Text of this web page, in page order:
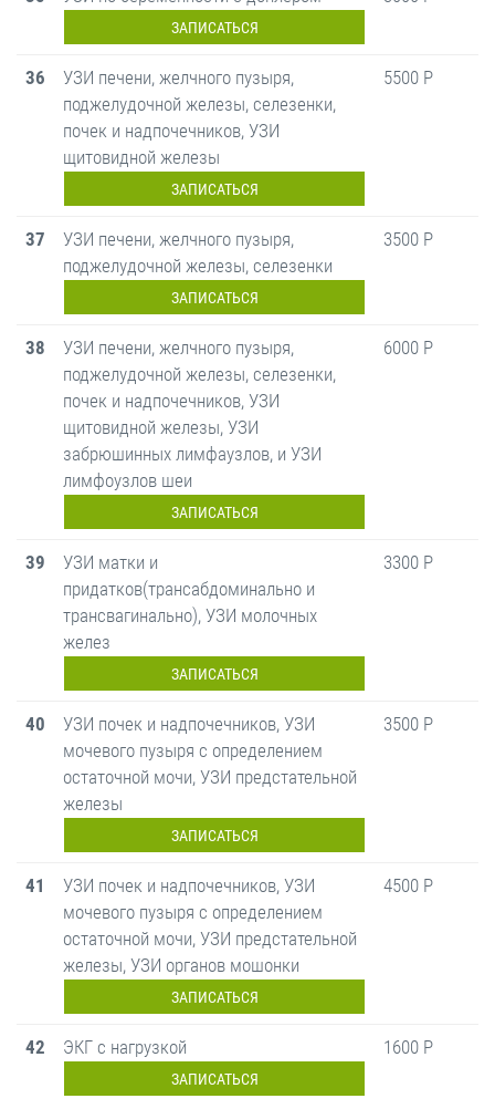
ЗАПИСАТЬСЯ
36
УЗИ печени, желчного пузыря,
поджелудочной железы, селезенки,
почек и надпочечников, УЗИ
щитовидной железы
ЗАПИСАТЬСЯ
5500 Р
37
УЗИ печени, желчного пузыря,
поджелудочной железы, селезенки
ЗАПИСАТЬСЯ
3500 Р
38
УЗИ печени, желчного пузыря,
поджелудочной железы, селезенки,
почек и надпочечников, УЗИ
щитовидной железы, УЗИ
забрюшинных лимфаузлов, и УЗИ
лимфоузлов шеи
ЗАПИСАТЬСЯ
6000 Р
39
УЗИ матки и
придатков(трансабдоминально и
трансвагинально), УЗИ молочных
желез
ЗАПИСАТЬСЯ
3300 Р
40
УЗИ почек и надпочечников, УЗИ
мочевого пузыря с определением
остаточной мочи, УЗИ предстательной
железы
ЗАПИСАТЬСЯ
3500 Р
41
УЗИ почек и надпочечников, УЗИ
мочевого пузыря с определением
остаточной мочи, УЗИ предстательной
железы, УЗИ органов мошонки
ЗАПИСАТЬСЯ
4500 Р
42 ЭКГ с нагрузкой
ЗАПИСАТЬСЯ
1600 Р